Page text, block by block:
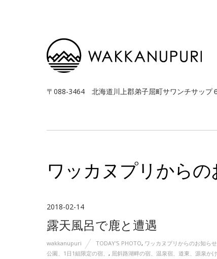
〒088-3464 北海道川上郡弟子屈町サワンチサッ
ワッカヌプリからの
2018-02-14
露天風呂で鹿と遭遇
wakkanupuri TODAY'S PHOTO, ワッカヌプリからのお知らせ
公園、1日1組限定の宿、 , 屈斜路湖畔の宿、温泉宿、道東、源泉か